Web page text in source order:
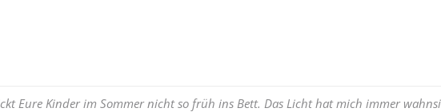
Eure Kinder im Sommer nicht so früh ins Bett. Das Licht hat mich immer